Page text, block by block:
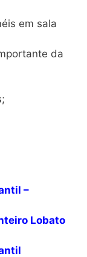
em sala
da
–
Lobato